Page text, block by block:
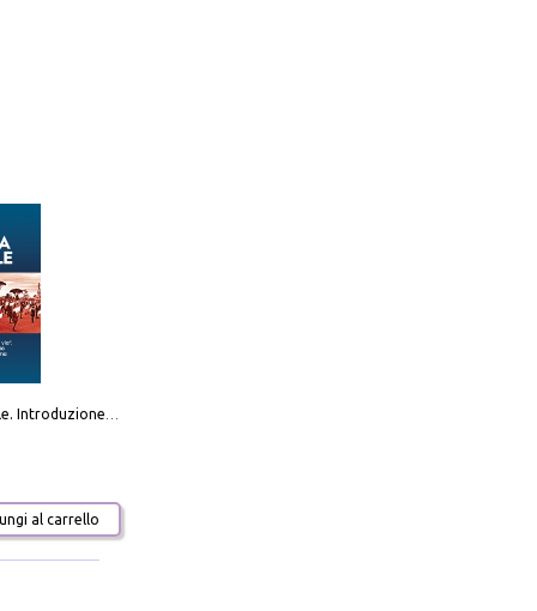
Destra sociale. Introduzione alla «terza via», tra identità, comunità e alternativa al sistema
al carrello